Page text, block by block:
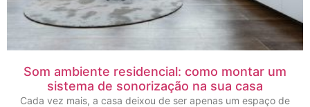
Som ambiente residencial: como montar um
sistema de sonorização na sua casa
Cada vez mais, a casa deixou de ser apenas um espaço de